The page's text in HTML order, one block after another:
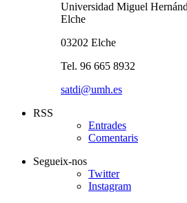
Universidad Miguel
Elche
03202 Elche
Tel. 96 665 8932
satdi@umh.es
RSS
Entrades
Comentaris
Segueix-nos
Twitter
Instagram